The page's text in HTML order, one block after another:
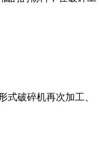
破碎机再次加工、